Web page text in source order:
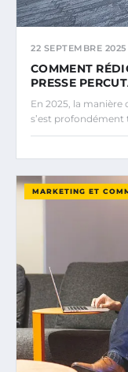
22 SEPTEMBRE 2025
COMMENT
PRESSE
En 2025, la
s’est profondément
MARKETING ET